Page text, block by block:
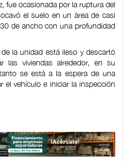
fue ocasionada por la ruptura del
el suelo en un área de casi
de ancho con una profundidad
la unidad está ileso y descartó
las viviendas alrededor, en su
se está a la espera de una
el vehículo e iniciar la inspección